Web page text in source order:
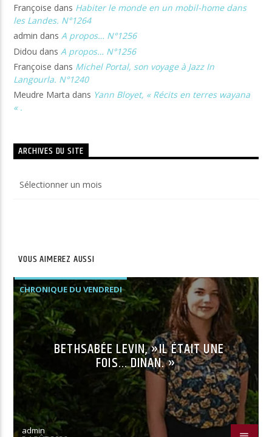
Françoise dans Habiter le monde en un mobil-home dans
les Landes. N°1264
admin dansA propos… N°1256
Didou dans A propos… N°1256
Françoise dans Michel Portal, son voyage à Jazz In
Langourla. N°1240
Meudre Marta dans Yann Bloyet, « Récits en terres wayana
« .
ARCHIVES DU SITE
du
VOUS AIMEREZ AUSSI
CHRONIQUE DU VENDREDI
BETHSABÉE LEVIN, »IL ÉTAIT UNE
FOIS… DINAN. »
admin